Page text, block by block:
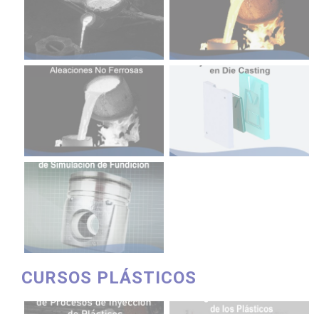
CURSOS PLÁSTICOS